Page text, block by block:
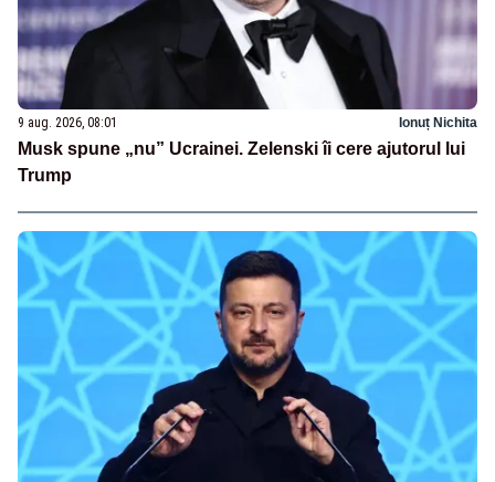
9 aug. 2026, 08:01 Ionuț Nichita
Musk spune „nu” Ucrainei. Zelenski îi cere ajutorul lui
Trump